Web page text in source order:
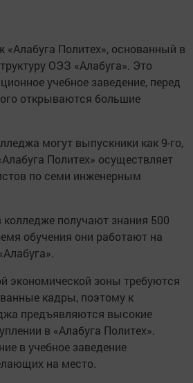
Политех», основанный в
ОЭЗ «Алабуга». Это
учебное заведение, перед
открываются большие
могут выпускники как 9-го,
Политех» осуществляет
по семи инженерным
получают знания 500
обучения они работают на
экономической зоны требуются
кадры, поэтому к
предъявляются высокие
в «Алабуга Политех».
в учебное заведение
на место.